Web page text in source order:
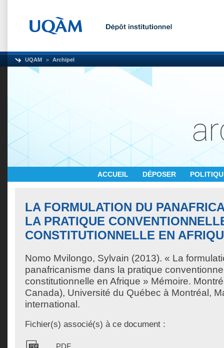
UQAM Archipel
ACCUEIL DÉPOSER
LA FORMULATION DU
LA PRATIQUE
CONSTITUTIONNELLE EN
Nomo Mvilongo, Sylvain (2013). « La
panafricanisme dans la pratique
constitutionnelle en Afrique » Mémoire.
Canada), Université du Québec à Montréal,
international.
Fichier(s) associé(s) à ce document :
PDF